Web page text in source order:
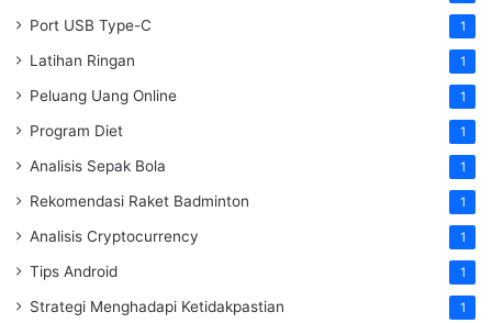
Port USB Type-C 1
Latihan Ringan 1
Peluang Uang Online 1
Program Diet 1
Analisis Sepak Bola 1
Rekomendasi Raket Badminton 1
Analisis Cryptocurrency 1
Tips Android 1
Strategi Menghadapi Ketidakpastian 1